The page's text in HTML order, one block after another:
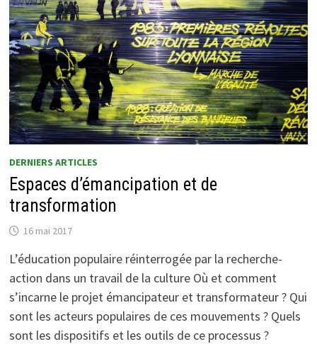
DERNIERS ARTICLES
Espaces d’émancipation et de
transformation
16 mai 2017
L’éducation populaire réinterrogée par la recherche-
action dans un travail de la culture Où et comment
s’incarne le projet émancipateur et transformateur ? Qui
sont les acteurs populaires de ces mouvements ? Quels
sont les dispositifs et les outils de ce processus ?